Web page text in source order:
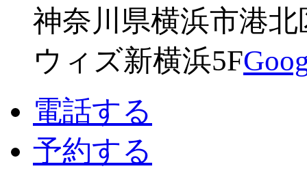
神奈川県横浜市港北
ウィズ新横浜5F
電話する
予約する